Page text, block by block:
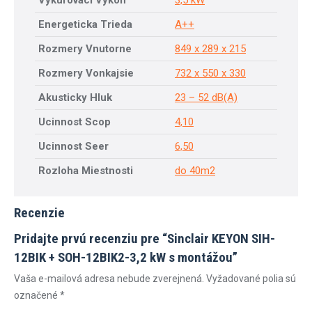
Energeticka Trieda
A++
Rozmery Vnutorne
849 x 289 x 215
Rozmery Vonkajsie
732 x 550 x 330
Akusticky Hluk
23 – 52 dB(A)
Ucinnost Scop
4,10
Ucinnost Seer
6,50
Rozloha Miestnosti
do 40m2
Recenzie
Pridajte prvú recenziu pre “Sinclair KEYON SIH-
12BIK + SOH-12BIK2-3,2 kW s montážou”
Vaša e-mailová adresa nebude zverejnená. Vyžadované polia sú
označené *